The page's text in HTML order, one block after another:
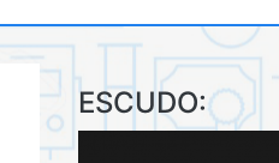
ESCUDO: